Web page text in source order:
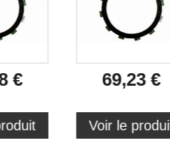
€ 69,23 €
Voir le